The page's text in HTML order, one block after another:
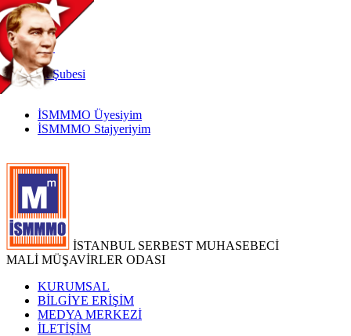
TR
|
EN
İnternetŞubesi
İSMMMO Üyesiyim
İSMMMO Stajyeriyim
İSTANBUL SERBEST MUHASEBECİ
MALİ MÜŞAVİRLER ODASI
KURUMSAL
BİLGİYE ERİŞİM
MEDYA MERKEZİ
İLETİŞİM